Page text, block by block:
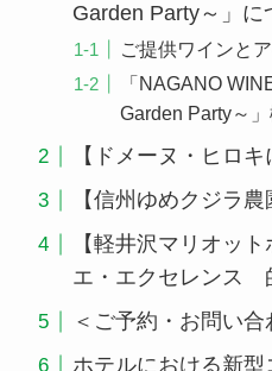
Garden Party～」に
ご提供ワインと
「NAGANO
Garden Party～
【ドメーヌ・ヒロキ
【信州ゆめクジラ農
【軽井沢マリオッ
エ・エクセレンス
＜ご予約・お問い合
ホテルにおける新